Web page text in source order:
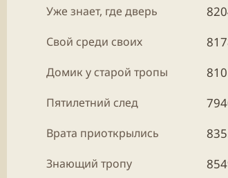
Уже знает, где дверь
Свой среди своих
Домик у старой тропы
Пятилетний след
Врата приоткрылись
Знающий тропу